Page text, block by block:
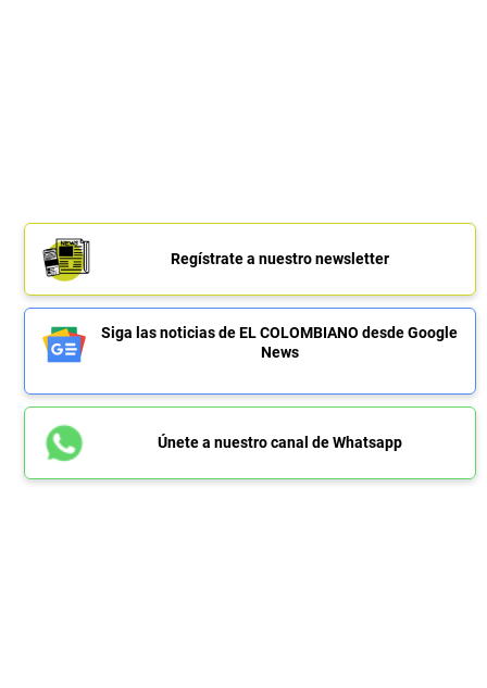
Regístrate a nuestro newsletter
Siga las noticias de EL COLOMBIANO desde Google
News
Únete a nuestro canal de Whatsapp